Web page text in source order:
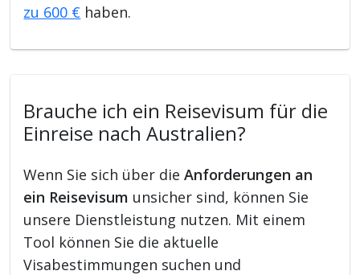
zu 600 € haben.
Brauche ich ein Reisevisum für die
Einreise nach Australien?
Wenn Sie sich über dieAnforderungen an
ein Reisevisum unsicher sind, können Sie
unsere Dienstleistung nutzen. Mit einem
Tool können Sie die aktuelle
Visabestimmungen suchen und